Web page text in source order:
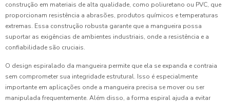
construção em materiais de alta qualidade, como poliuretano ou PVC, que
proporcionam resistência a abrasões, produtos químicos e temperaturas
extremas. Essa construção robusta garante que a mangueira possa
suportar as exigências de ambientes industriais, onde a resistência e a
confiabilidade são cruciais.
O design espiralado da mangueira permite que ela se expanda e contraia
sem comprometer sua integridade estrutural. Isso é especialmente
importante em aplicações onde a mangueira precisa se mover ou ser
manipulada frequentemente. Além disso, a forma espiral ajuda a evitar